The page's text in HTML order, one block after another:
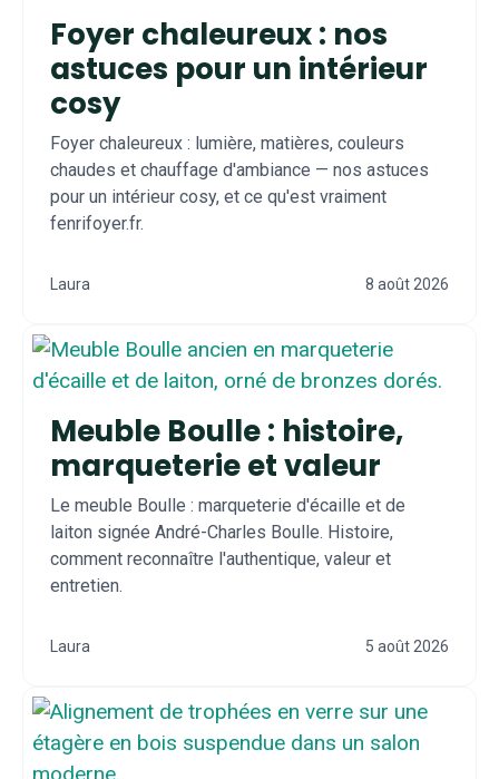
Foyer chaleureux : nos
astuces pour un intérieur
cosy
Foyer chaleureux : lumière, matières, couleurs
chaudes et chauffage d'ambiance — nos astuces
pour un intérieur cosy, et ce qu'est vraiment
fenrifoyer.fr.
Laura 8 août 2026
Meuble Boulle : histoire,
marqueterie et valeur
Le meuble Boulle : marqueterie d'écaille et de
laiton signée André-Charles Boulle. Histoire,
comment reconnaître l'authentique, valeur et
entretien.
Laura 5 août 2026